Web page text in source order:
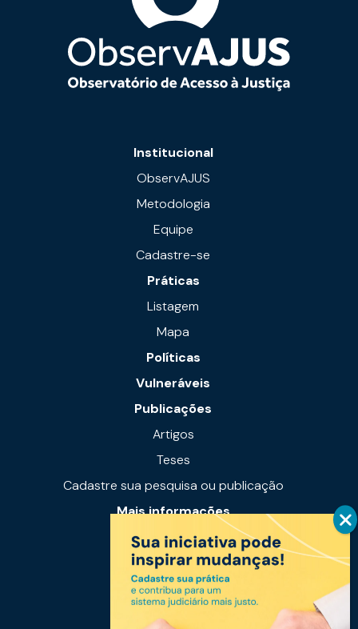
Institucional
ObservAJUS
Metodologia
Equipe
Cadastre-se
Práticas
Listagem
Mapa
Políticas
Vulneráveis
Publicações
Artigos
Teses
Cadastre sua pesquisa ou publicação
Mais informações
Notícias
Links úteis
Fale conosco